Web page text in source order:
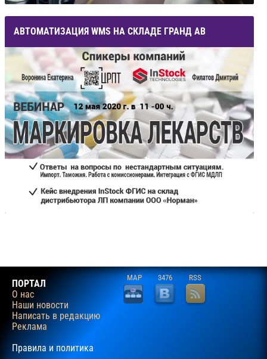
АВТОМАТИЗАЦИЯ WMS НА СКЛАДЕ ГРАНД АВ
ПОРТАЛ
О нас
Наши новости
Написать в редакцию
Реклама
Правила и политика
MAP 3476 RSS